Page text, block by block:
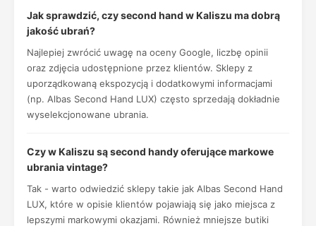
Jak sprawdzić, czy second hand w Kaliszu ma dobrą
jakość ubrań?
Najlepiej zwrócić uwagę na oceny Google, liczbę opinii
oraz zdjęcia udostępnione przez klientów. Sklepy z
uporządkowaną ekspozycją i dodatkowymi informacjami
(np. Albas Second Hand LUX) często sprzedają dokładnie
wyselekcjonowane ubrania.
Czy w Kaliszu są second handy oferujące markowe
ubrania vintage?
Tak - warto odwiedzić sklepy takie jak Albas Second Hand
LUX, które w opisie klientów pojawiają się jako miejsca z
lepszymi markowymi okazjami. Również mniejsze butiki